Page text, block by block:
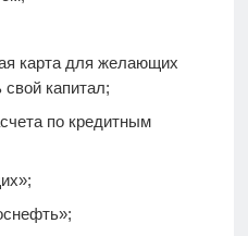
картадля желающих
капитал;
по кредитным